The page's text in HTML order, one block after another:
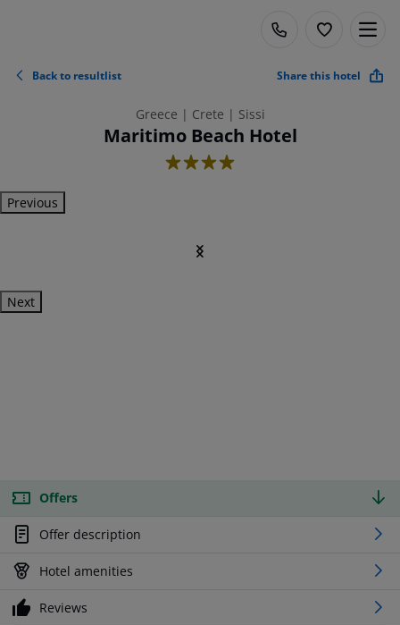
Back to resultlist Share this hotel
Greece | Crete | Sissi
Maritimo Beach Hotel
4
Previous
Next
Offers
Offer description
Hotel amenities
Reviews